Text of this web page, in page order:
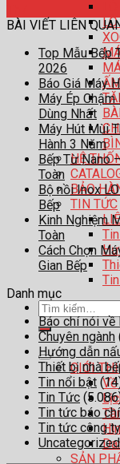
HỆ
BẢO
TIN TỨC
Tìm
kiếm:
GIỚI
Về
SẢN
BÀI VIẾT LIÊN
Top Mẫu Bếp
2026
Báo Giá Máy
Máy Ép
Dùng Nhất
Máy Hút Mùi
Hành 3 Năm
Bếp Từ Nano
Toàn
Bộ nồi Inox
Bếp
Kinh Nghiệm
Toàn
Cách Chọn
Gian Bếp
Danh mục
Báo chí nói về
Chuyên ngành
Hướng dẫn
Thiết bị nhà
Tin nổi bật
Tin Tức
Tin tức báo chí
Tin tức công ty
Uncategorized